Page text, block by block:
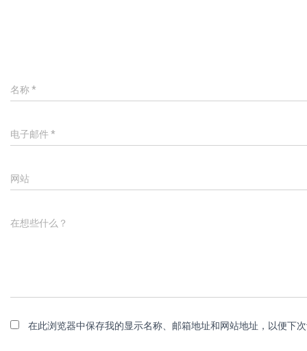
名称*
电子邮件 *
网站
在想些什么？
在此浏览器中保存我的显示名称、邮箱地址和网站地址，以便下